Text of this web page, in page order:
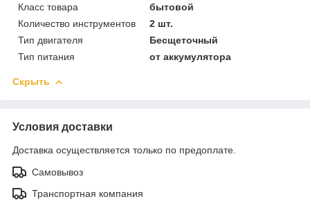
Класс товара
бытовой
Количество инструментов
2 шт.
Тип двигателя
Бесщеточный
Тип питания
от аккумулятора
Скрыть
Условия доставки
Доставка осуществляется только по предоплате.
Самовывоз
Транспортная компания